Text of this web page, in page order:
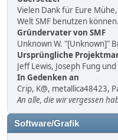
Vielen Dank für Eure
Welt SMF benutzen können.
Gründervater von SMF
Unknown W. "[Unknown]"
Ursprüngliche
Jeff Lewis, Joseph Fung
In Gedenken an
Crip, K@, metallica48423,
An alle, die wir vergessen
Software/Grafik